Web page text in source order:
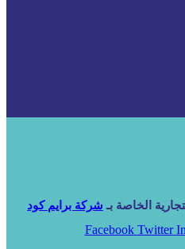
الخاصة بـ شركة برايم كود
Facebook Twitter